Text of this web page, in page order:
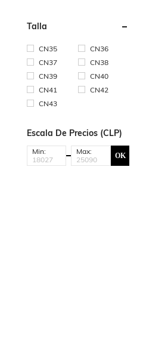
Talla
CN35
CN36
CN37
CN38
CN39
CN40
CN41
CN42
CN43
Escala De Precios (CLP)
Min: Max: OK